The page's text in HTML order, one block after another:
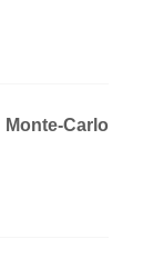
Monte-Carlo